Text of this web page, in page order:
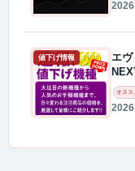
値下げ情報
エ
オスス